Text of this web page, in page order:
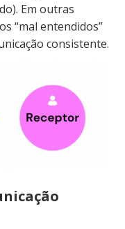
Em outras
“mal entendidos”
consistente.